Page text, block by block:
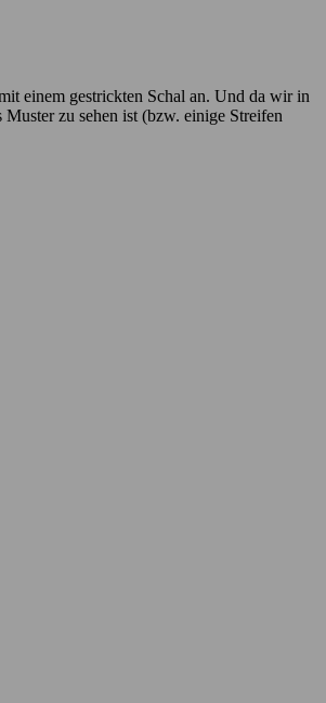
einem gestrickten Schal an. Und da wir in
zu sehen ist (bzw. einige Streifen